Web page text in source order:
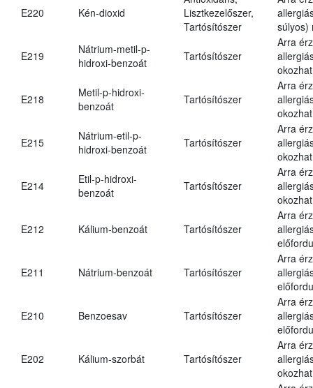
E220 Kén-dioxid
Lisztkezelőszer,
Tartósítószer
súlyos)
E219
Nátrium-metil-p-
hidroxi-benzoát
Tartósítószer
Arra
E218
Metil-p-hidroxi-
benzoát
Tartósítószer
Arra
E215
Nátrium-etil-p-
hidroxi-benzoát
Tartósítószer
Arra
E214
Etil-p-hidroxi-
benzoát
Tartósítószer
Arra
E212 Kálium-benzoát Tartósítószer
Arra
E211 Nátrium-benzoát Tartósítószer
Arra
E210 Benzoesav Tartósítószer
Arra
E202 Kálium-szorbát Tartósítószer
Arra